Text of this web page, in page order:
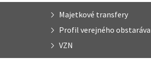
Majetkové transfery
Profil verejného
VZN